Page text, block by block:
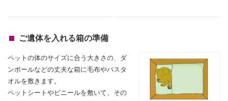
ご遺体を入れる箱の準備
ペットの体のサイズに合う大きさの、ダ
ンボールなどの丈夫な箱に毛布やバスタ
オルを敷きます。
ペットシートやビニールを敷いて、その